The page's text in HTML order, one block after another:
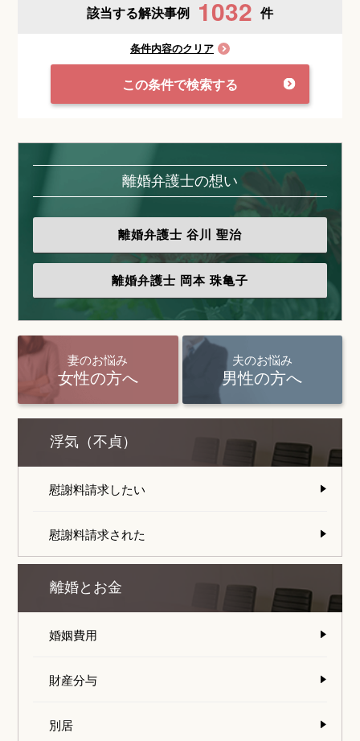
該当する解決事例 1032 件
条件内容のクリア
この条件で検索する
離婚弁護士の想い
離婚弁護士 谷川 聖治
離婚弁護士 岡本 珠亀子
妻のお悩み
女性の方へ
夫のお悩み
男性の方へ
浮気（不貞）
慰謝料請求したい
慰謝料請求された
離婚とお金
婚姻費用
財産分与
別居